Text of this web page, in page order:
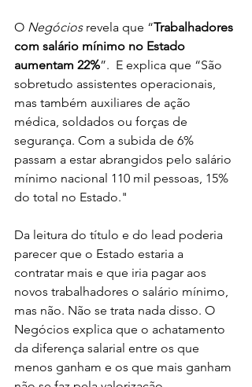
O Negócios revela que “Trabalhadores
com salário mínimo no Estado
aumentam 22%”.  E explica que “São
sobretudo assistentes operacionais,
mas também auxiliares de ação
médica, soldados ou forças de
segurança. Com a subida de 6%
passam a estar abrangidos pelo salário
mínimo nacional 110 mil pessoas, 15%
do total no Estado."
Da leitura do título e do lead poderia
parecer que o Estado estaria a
contratar mais e que iria pagar aos
novos trabalhadores o salário mínimo,
mas não. Não se trata nada disso. O
Negócios explica que o achatamento
da diferença salarial entre os que
menos ganham e os que mais ganham